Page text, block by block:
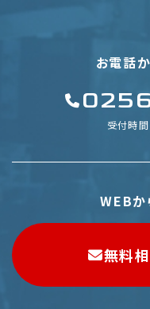
お電話
受付時
WEBか
無料